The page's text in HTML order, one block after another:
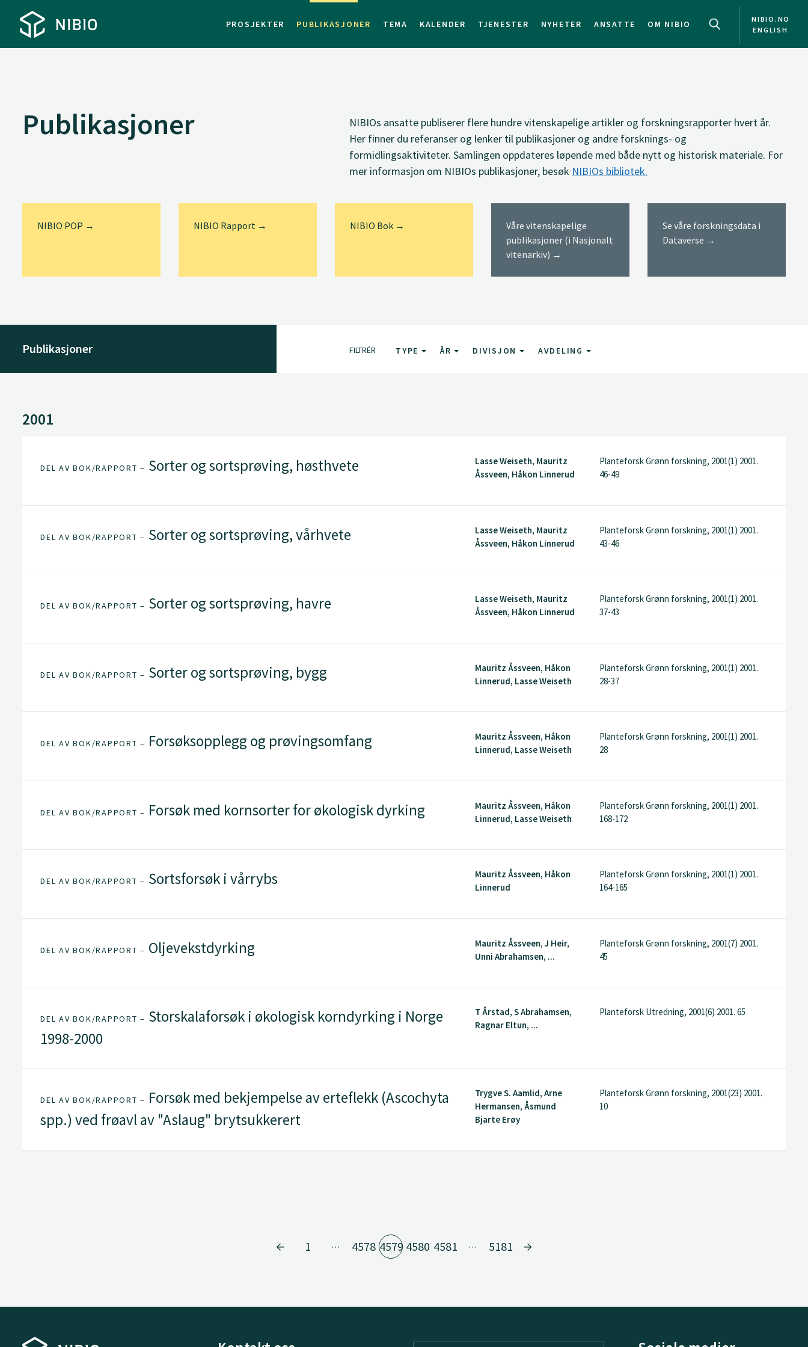
PROSJEKTER PUBLIKASJONER TEMA KALENDER TJENESTER NYHETER ANSATTE OM NIBIO
NIBIO.NO
ENGLISH
Publikasjoner NIBIOs ansatte publiserer flere hundre vitenskapelige artikler og forskningsrapporter hvert år.
Her finner du referanser og lenker til publikasjoner og andre forsknings- og
formidlingsaktiviteter. Samlingen oppdateres løpende med både nytt og historisk materiale. For
mer informasjon om NIBIOs publikasjoner, besøk NIBIOs bibliotek.
NIBIO POP → NIBIO Rapport → NIBIO Bok →
Våre vitenskapelige
publikasjoner (i Nasjonalt
vitenarkiv) →
Se våre forskningsdata i
Dataverse →
Publikasjoner FILTRÉR TYPE ÅR DIVISJON AVDELING
2001
DEL AV BOK/RAPPORT – Sorter og sortsprøving, høsthvete
Lasse Weiseth, Mauritz
Åssveen, Håkon Linnerud
Planteforsk Grønn forskning, 2001(1) 2001.
46-49
DEL AV BOK/RAPPORT – Sorter og sortsprøving, vårhvete
Lasse Weiseth, Mauritz
Åssveen, Håkon Linnerud
Planteforsk Grønn forskning, 2001(1) 2001.
43-46
DEL AV BOK/RAPPORT – Sorter og sortsprøving, havre
Lasse Weiseth, Mauritz
Åssveen, Håkon Linnerud
Planteforsk Grønn forskning, 2001(1) 2001.
37-43
DEL AV BOK/RAPPORT – Sorter og sortsprøving, bygg
Mauritz Åssveen, Håkon
Linnerud, Lasse Weiseth
Planteforsk Grønn forskning, 2001(1) 2001.
28-37
DEL AV BOK/RAPPORT – Forsøksopplegg og prøvingsomfang
Mauritz Åssveen, Håkon
Linnerud, Lasse Weiseth
Planteforsk Grønn forskning, 2001(1) 2001.
28
DEL AV BOK/RAPPORT – Forsøk med kornsorter for økologisk dyrking
Mauritz Åssveen, Håkon
Linnerud, Lasse Weiseth
Planteforsk Grønn forskning, 2001(1) 2001.
168-172
DEL AV BOK/RAPPORT – Sortsforsøk i vårrybs
Mauritz Åssveen, Håkon
Linnerud
Planteforsk Grønn forskning, 2001(1) 2001.
164-165
DEL AV BOK/RAPPORT – Oljevekstdyrking
Mauritz Åssveen, J Heir,
Unni Abrahamsen, ...
Planteforsk Grønn forskning, 2001(7) 2001.
45
DEL AV BOK/RAPPORT – Storskalaforsøk i økologisk korndyrking i Norge
1998-2000
T Årstad, S Abrahamsen,
Ragnar Eltun, ...
Planteforsk Utredning, 2001(6) 2001. 65
DEL AV BOK/RAPPORT – Forsøk med bekjempelse av erteflekk (Ascochyta
spp.) ved frøavl av "Aslaug" brytsukkerert
Trygve S. Aamlid, Arne
Hermansen, Åsmund
Bjarte Erøy
Planteforsk Grønn forskning, 2001(23) 2001.
10
1 … 4578 4579 4580 4581 … 5181